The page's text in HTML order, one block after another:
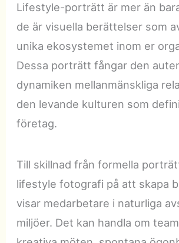
Lifestyle-porträtt är mer än
de är visuella berättelser som
unika ekosystemet inom er
Dessa porträtt fångar den
dynamiken mellanmänskliga
den levande kulturen som
företag.
Till skillnad från formella
lifestyle fotografi på att skapa
visar medarbetare i naturliga
miljöer. Det kan handla om